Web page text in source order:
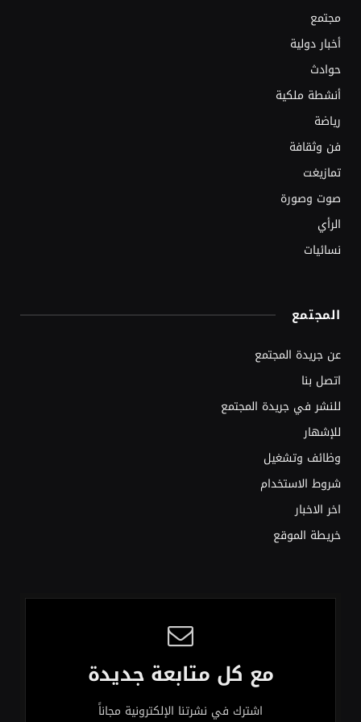
مجتمع
أخبار دولية
حوادث
أنشطة ملكية
رياضة
فن وثقافة
تمازيغت
صوت وصورة
الرأي
نسائيات
المجتمع
عن جريدة المجتمع
اتصل بنا
للنشر في جريدة المجتمع
للإشهار
وظائف وتشغيل
شروط الاستخدام
اخر الاخبار
خريطة الموقع
مع كل متابعة جديدة
اشترك في نشرتنا الإلكترونية مجاناً